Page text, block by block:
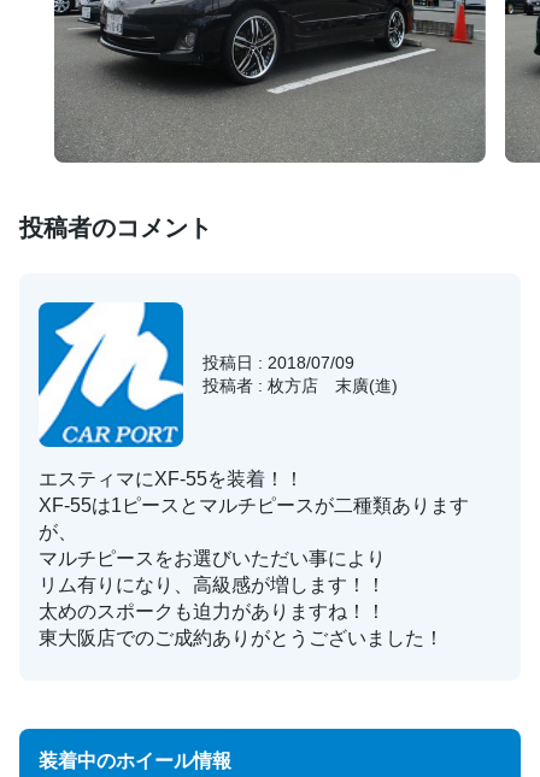
投稿者のコメント
投稿日 : 2018/07/09
投稿者 : 枚方店 末廣(進)
エスティマにXF-55を装着！！
XF-55は1ピースとマルチピースが二種類あります
が、
マルチピースをお選びいただい事により
リム有りになり、高級感が増します！！
太めのスポークも迫力がありますね！！
東大阪店でのご成約ありがとうございました！
装着中のホイール情報